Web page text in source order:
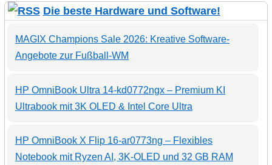
Die beste Hardware und Software!
MAGIX Champions Sale 2026: Kreative Software-
Angebote zur Fußball-WM
HP OmniBook Ultra 14-kd0772ngx – Premium KI
Ultrabook mit 3K OLED & Intel Core Ultra
HP OmniBook X Flip 16-ar0773ng – Flexibles
Notebook mit Ryzen AI, 3K-OLED und 32 GB RAM